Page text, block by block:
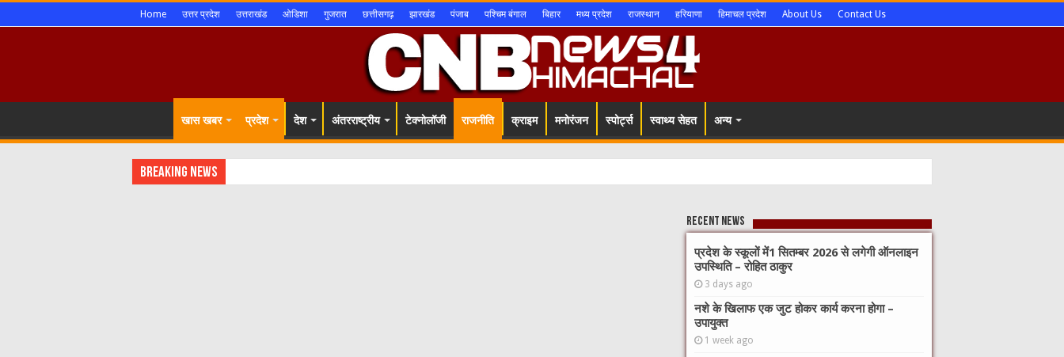
Home उत्तर प्रदेश उत्तराखंड ओडिशा गुजरात छत्तीसगढ़ झारखंड पंजाब पश्चिम बंगाल बिहार मध्य प्रदेश राजस्थान हरियाणा हिमाचल प्रदेश About Us Contact Us
खास खबर प्रदेश देश अंतरराष्ट्रीय टेक्नोलॉजी राजनीति क्राइम मनोरंजन स्पोर्ट्स स्वाथ्य सेहत अन्य
Breaking News
Recent News
प्रदेश के स्कूलों में1 सितम्बर 2026 से लगेगी ऑनलाइन
उपस्थिति – रोहित ठाकुर
3 days ago
नशे के खिलाफ एक जुट होकर कार्य करना होगा –
उपायुक्त
1 week ago